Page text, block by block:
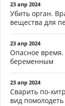
23 апр 2024
Убить орган.
вещества для
23 апр 2024
Опасное время.
беременным
23 апр 2024
Сварить по-
вид помолодеть